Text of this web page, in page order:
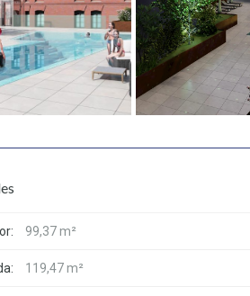
99,37 m²
119,47 m²